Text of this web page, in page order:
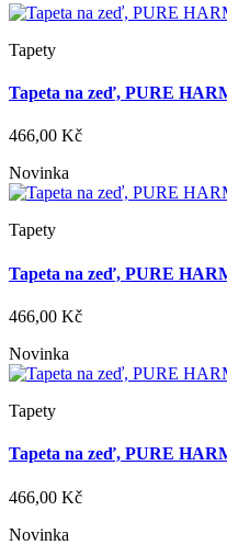
Tapety
Tapeta na zeď, PURE
466,00 Kč
Novinka
Tapety
Tapeta na zeď, PURE
466,00 Kč
Novinka
Tapety
Tapeta na zeď, PURE
466,00 Kč
Novinka